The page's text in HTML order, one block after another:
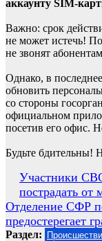
аккаунту SIM-
Важно: срок
не может истечь!
не звонят
Однако, в
обновить
со стороны
официальном
посетив его офис.
Будьте бдительны!
Навигация
по
записям
Участники
пострадать от
Отделение СФР
предостерегает
Раздел: